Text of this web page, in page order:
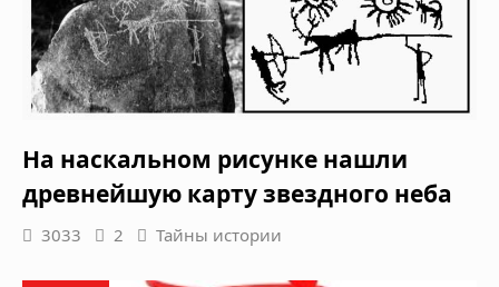
На наскальном рисунке нашли
древнейшую карту звездного неба
3033 2 Тайны истории